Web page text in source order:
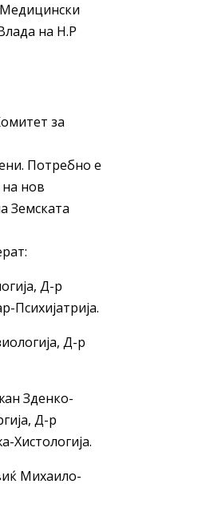
на Н.Р
за
Потребно е
нов
Земската
Д-р
Д-р
Зденко-
Д-р
Хистологија.
Михаило-